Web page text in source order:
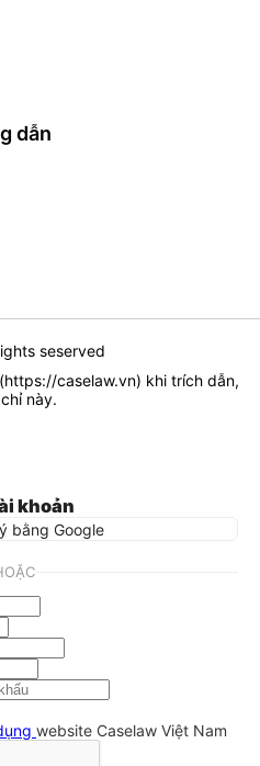
dẫn
seserved
https://caselaw.vn) khi trích dẫn,
này.
khoản
bằng Google
website Caselaw Việt Nam